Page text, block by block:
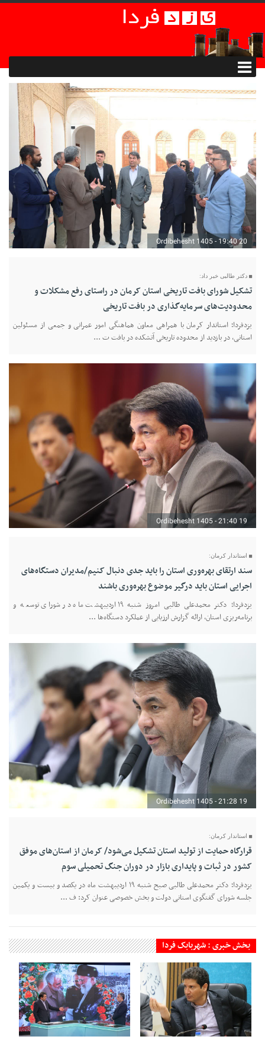
20 Ordibehesht 1405 - 19:40
دکتر طالبی خبر داد:
تشکیل شورای بافت تاریخی استان کرمان در راستای رفع مشکلات و
محدودیت‌های سرمایه‌گذاری در بافت تاریخی
یزدفردا؛ استاندار کرمان با همراهی معاون هماهنگی امور عمرانی و‌ جمعی از مسئولین
استانی، در بازدید از محدوده تاریخی آتشکده در بافت ت ...
19 Ordibehesht 1405 - 21:40
استاندار کرمان:
سند ارتقای بهره‌وری استان را باید جدی دنبال کنیم/مدیران دستگاه‌های
اجرایی استان باید درگیر موضوع بهر‌ه‌وری باشند
یزدفردا؛ دکتر محمدعلی طالبی امروز شنبه ۱۹ اردیبهشت ماه در شورای توسعه و
برنامه‌ریزی استان، ارائه گزارش ارزیابی از عملکرد دستگاه‌ها ...
19 Ordibehesht 1405 - 21:28
استاندار کرمان:
قرارگاه حمایت از تولید استان تشکیل می‌شود/ کرمان از استان‌های موفق
کشور در ثبات و پایداری بازار در دوران جنگ تحمیلی سوم
یزدفردا؛ دکتر محمدعلی طالبی صبح شنبه ۱۹ اردیبهشت ماه در یکصد و بیست و یکمین
جلسه شورای گفتگوی استانی دولت و بخش خصوصی عنوان کرد: ف ...
بخش خبری : شهربابک فردا
17 Ordibehesht 1405 - 17:25
16 Ordibehesht 1405 - 22:09